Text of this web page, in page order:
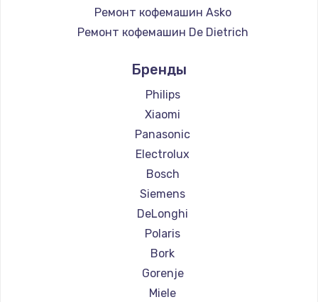
Ремонт кофемашин Asko
Ремонт кофемашин De Dietrich
Ремонт кофемашин Ascaso
Ремонт кофемашин Jura
Ремонт кофемашин Olympia
Ремонт кофемашин Saeco
Ремонт кофемашин La Cimbali
Ремонт кофемашин WMF
Ремонт кофемашин Yamaguchi
Ремонт кофемашин Nivona
Ремонт кофемашин Astoria
Ремонт кофемашин JVC
Ремонт кофемашин Ariston
Ремонт кофемашин Grundig
Бренды
Philips
Xiaomi
Panasonic
Electrolux
Bosch
Siemens
DeLonghi
Polaris
Bork
Gorenje
Miele